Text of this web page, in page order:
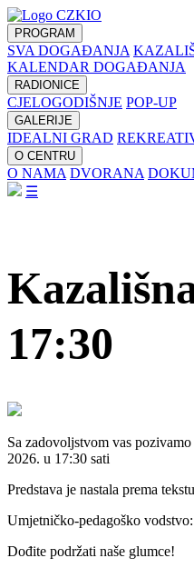
PROGRAM
SVA DOGAĐANJA
KALENDAR DOGAĐANJA
RADIONICE
CJELOGODIŠNJE POP-UP
GALERIJE
IDEALNI GRAD
O CENTRU
O NAMA DVORANA
☰
17:30
Sa zadovoljstvom vas
2026. u 17:30 sati
Predstava je nastala prema
Umjetničko-pedagoško
Dođite podržati naše glumce!